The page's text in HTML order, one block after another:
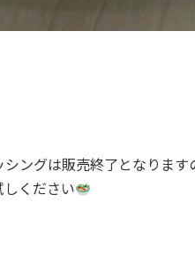
ングは販売終了となります
ください